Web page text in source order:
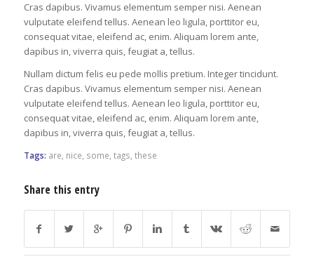
Cras dapibus. Vivamus elementum semper nisi. Aenean
vulputate eleifend tellus. Aenean leo ligula, porttitor eu,
consequat vitae, eleifend ac, enim. Aliquam lorem ante,
dapibus in, viverra quis, feugiat a, tellus.
Nullam dictum felis eu pede mollis pretium. Integer tincidunt.
Cras dapibus. Vivamus elementum semper nisi. Aenean
vulputate eleifend tellus. Aenean leo ligula, porttitor eu,
consequat vitae, eleifend ac, enim. Aliquam lorem ante,
dapibus in, viverra quis, feugiat a, tellus.
Tags: are, nice, some, tags, these
Share this entry